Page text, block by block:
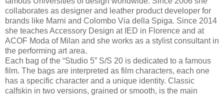
collaborates as designer and leather product developer for
brands like Marni and Colombo Via della Spiga. Since 2014
she teaches Accessory Design at IED in Florence and at
ACOF Moda of Milan and she works as a stylist consultant in
the performing art area.
Each bag of the “Studio 5” S/S 20 is dedicated to a famous
film. The bags are interpreted as film characters, each one
has a specific character and a unique identity. Classic
calfskin in two versions, grained or smooth, is the main